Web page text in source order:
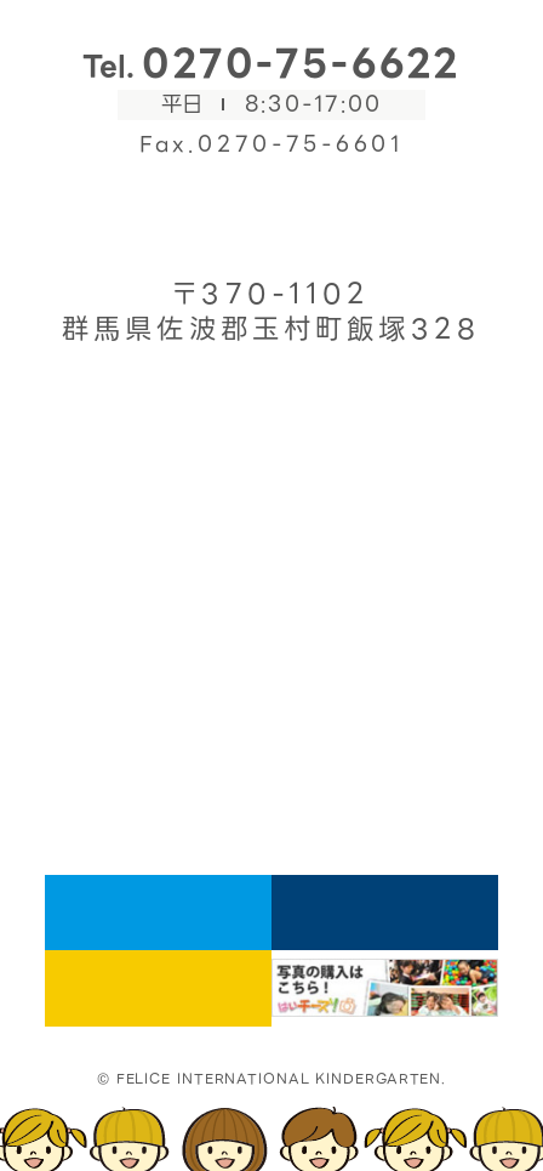
Tel. 0270-75-6622
平日
8:30-17:00
Fax.0270-75-6601
〒370-1102
群馬県佐波郡玉村町飯塚328
© FELICE INTERNATIONAL KINDERGARTEN.